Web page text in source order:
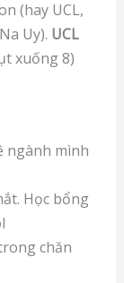
(hay UCL,
Uy). UCL
xuống 8)
ngành mình
Học bổng
chăn